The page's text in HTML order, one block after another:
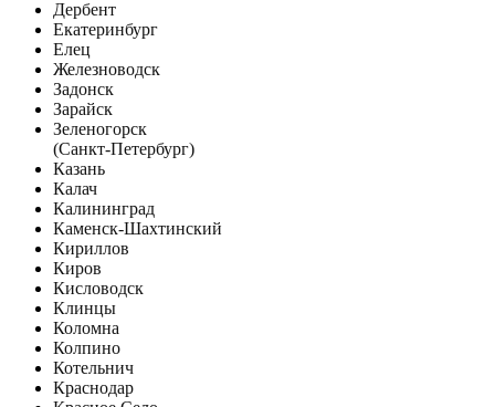
Дербент
Екатеринбург
Елец
Железноводск
Задонск
Зарайск
Зеленогорск
(Санкт-Петербург)
Казань
Калач
Калининград
Каменск-Шахтинский
Кириллов
Киров
Кисловодск
Клинцы
Коломна
Колпино
Котельнич
Краснодар